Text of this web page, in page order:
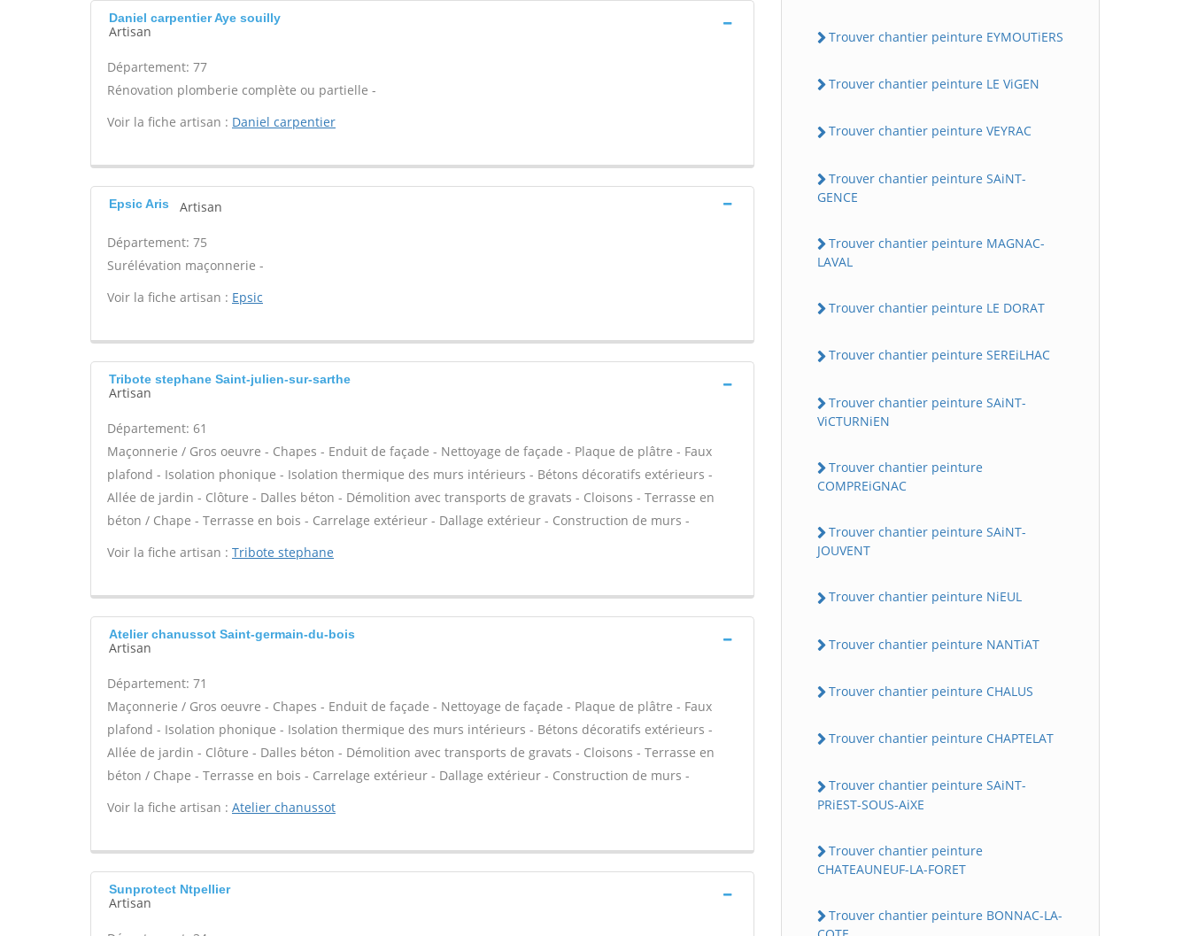
Daniel carpentier Aye souilly
Artisan
Département: 77
Rénovation plomberie complète ou partielle -
Voir la fiche artisan : Daniel carpentier
Epsic Aris Artisan
Département: 75
Surélévation maçonnerie -
Voir la fiche artisan : Epsic
Tribote stephane Saint-julien-sur-sarthe
Artisan
Département: 61
Maçonnerie / Gros oeuvre - Chapes - Enduit de façade - Nettoyage de façade - Plaque de plâtre - Faux
plafond - Isolation phonique - Isolation thermique des murs intérieurs - Bétons décoratifs extérieurs -
Allée de jardin - Clôture - Dalles béton - Démolition avec transports de gravats - Cloisons - Terrasse en
béton / Chape - Terrasse en bois - Carrelage extérieur - Dallage extérieur - Construction de murs -
Voir la fiche artisan : Tribote stephane
Atelier chanussot Saint-germain-du-bois
Artisan
Département: 71
Maçonnerie / Gros oeuvre - Chapes - Enduit de façade - Nettoyage de façade - Plaque de plâtre - Faux
plafond - Isolation phonique - Isolation thermique des murs intérieurs - Bétons décoratifs extérieurs -
Allée de jardin - Clôture - Dalles béton - Démolition avec transports de gravats - Cloisons - Terrasse en
béton / Chape - Terrasse en bois - Carrelage extérieur - Dallage extérieur - Construction de murs -
Voir la fiche artisan : Atelier chanussot
Sunprotect Ntpellier
Artisan
Trouver chantier peinture EYMOUTiERS
Trouver chantier peinture LE ViGEN
Trouver chantier peinture VEYRAC
Trouver chantier peinture SAiNT-
GENCE
Trouver chantier peinture MAGNAC-
LAVAL
Trouver chantier peinture LE DORAT
Trouver chantier peinture SEREiLHAC
Trouver chantier peinture SAiNT-
ViCTURNiEN
Trouver chantier peinture
COMPREiGNAC
Trouver chantier peinture SAiNT-
JOUVENT
Trouver chantier peinture NiEUL
Trouver chantier peinture NANTiAT
Trouver chantier peinture CHALUS
Trouver chantier peinture CHAPTELAT
Trouver chantier peinture SAiNT-
PRiEST-SOUS-AiXE
Trouver chantier peinture
CHATEAUNEUF-LA-FORET
Trouver chantier peinture BONNAC-LA-